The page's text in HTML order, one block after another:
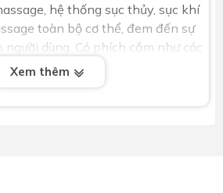
hệ thống sục thủy, sục khí
toàn bộ cơ thể, đem đến sự
dùng. Có phích cắm như các
cần thi công đường điện.
phụ kiện tay sen vòi tắm. Cần
tắm để xác định yếm của bồn
Xem thêm